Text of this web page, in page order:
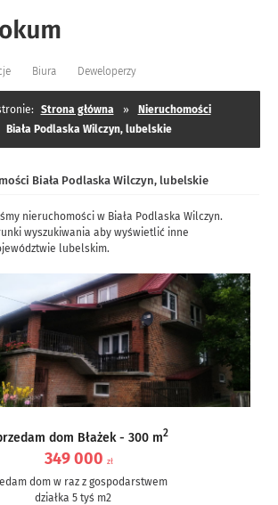
Biura Deweloperzy
Strona główna »
Nieruchomości
Biała Podlaska Wilczyn, lubelskie
Biała Podlaska Wilczyn, lubelskie
nieruchomości w Biała Podlaska Wilczyn.
wyszukiwania aby wyświetlić inne
lubelskim.
dom Błażek - 300 m2
349 000 zł
dom w raz z gospodarstwem
działka 5 tyś m2